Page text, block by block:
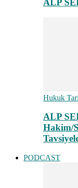
ALP
Hukuk
ALP
Hakim/
PODCAST